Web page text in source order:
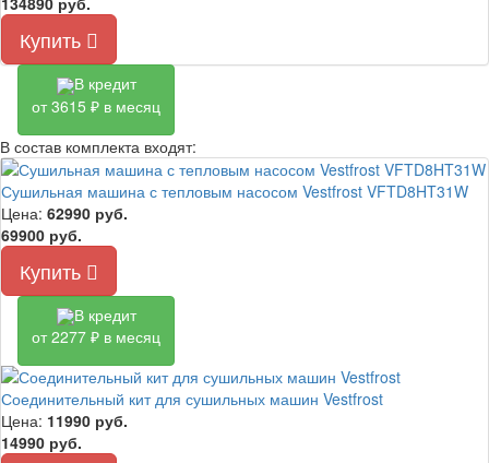
Купить
В кредит
от 3615 ₽ в месяц
В состав комплекта входят:
Сушильная машина с тепловым насосом Vestfrost VFTD8HT31W
Цена: 62990 руб.
69900 руб.
Купить
В кредит
от 2277 ₽ в месяц
Соединительный кит для сушильных машин Vestfrost
Цена: 11990 руб.
14990 руб.